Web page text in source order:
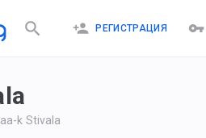
РЕГИСТРАЦИЯ
k Stivala